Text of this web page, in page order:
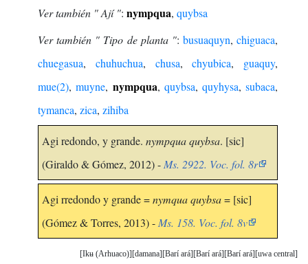
Ver también " Ají ": nympqua, quybsa
Ver también " Tipo de planta ":busuaquyn,chiguaca,
chuegasua, chuhuchua, chusa,chyubica, guaquy,
mue(2),muyne, nympqua, quybsa, quyhysa,subaca,
tymanca, zica, zihiba
Agi redondo, y grande. nympqua quybsa. [sic]
(Giraldo & Gómez, 2012) - Ms. 2922. Voc. fol. 8r
Agi rredondo y grande =nymqua quybsa= [sic]
(Gómez & Torres, 2013) - Ms. 158. Voc. fol. 8v
uwa central
Barí ará
Barí ará
Barí ará
damana
Ikʉ (Arhuaco)